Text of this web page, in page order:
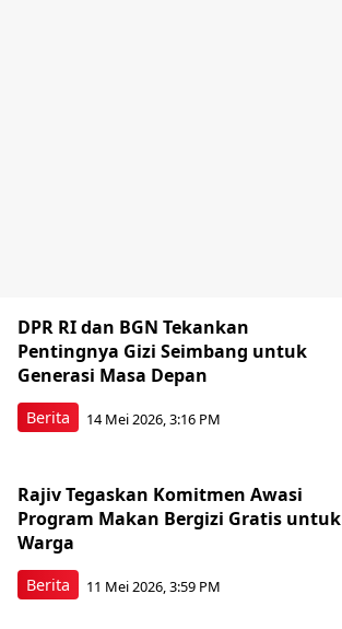
Berita
DPR RI dan BGN Tekankan
Pentingnya Gizi Seimbang untuk
Generasi Masa Depan
14 Mei 2026, 3:16 PM
Berita
Rajiv Tegaskan Komitmen Awasi
Program Makan Bergizi Gratis untuk
Warga
11 Mei 2026, 3:59 PM